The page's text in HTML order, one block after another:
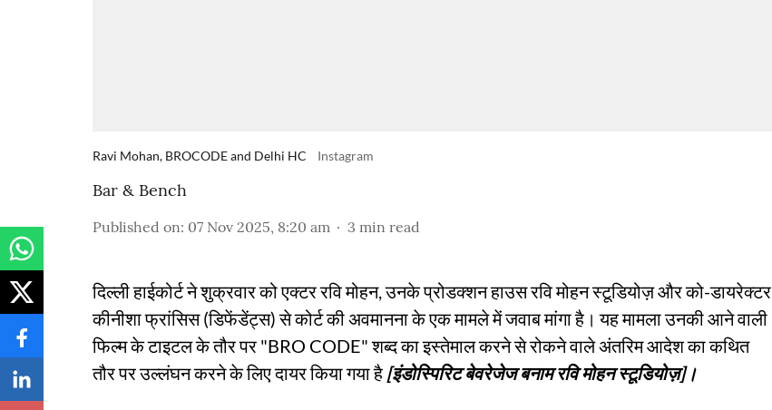
Ravi Mohan, BROCODE and Delhi HC Instagram
Bar & Bench
Published on: 07 Nov 2025, 8:20 am 3 min read
दिल्ली हाईकोर्ट ने शुक्रवार को एक्टर रवि मोहन, उनके प्रोडक्शन हाउस रवि मोहन स्टूडियोज़ और को-डायरेक्टर
कीनीशा फ्रांसिस (डिफेंडेंट्स) से कोर्ट की अवमानना ​​के एक मामले में जवाब मांगा है। यह मामला उनकी आने वाली
फिल्म के टाइटल के तौर पर "BRO CODE" शब्द का इस्तेमाल करने से रोकने वाले अंतरिम आदेश का कथित
तौर पर उल्लंघन करने के लिए दायर किया गया है [इंडोस्पिरिट बेवरेजेज बनाम रवि मोहन स्टूडियोज़]।